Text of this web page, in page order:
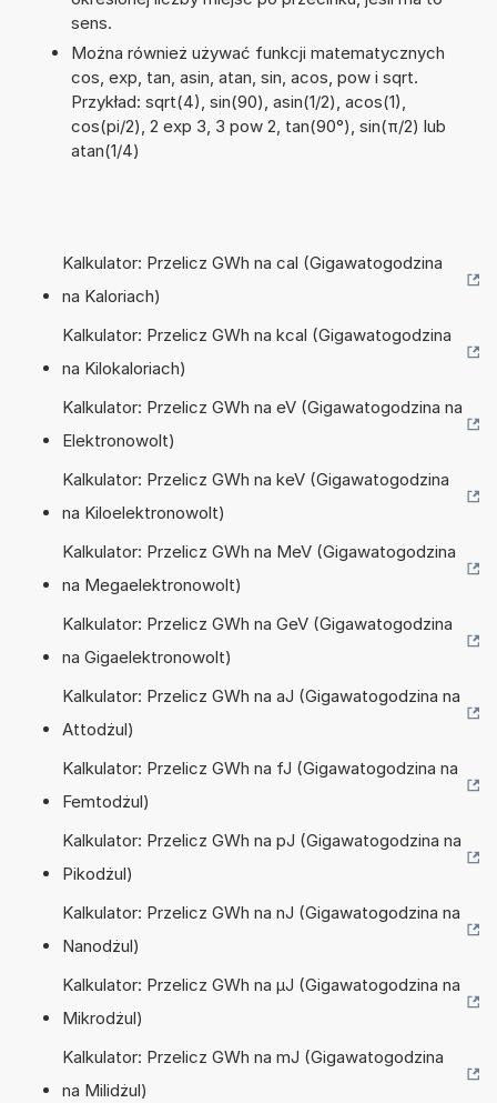
sens.
Można również używać funkcji matematycznych
cos, exp, tan, asin, atan, sin, acos, pow i sqrt.
Przykład: sqrt(4), sin(90), asin(1/2), acos(1),
cos(pi/2), 2 exp 3, 3 pow 2, tan(90°), sin(π/2) lub
atan(1/4)
Kalkulator: Przelicz GWh na cal (Gigawatogodzina
na Kaloriach)
Kalkulator: Przelicz GWh na kcal (Gigawatogodzina
na Kilokaloriach)
Kalkulator: Przelicz GWh na eV (Gigawatogodzina na
Elektronowolt)
Kalkulator: Przelicz GWh na keV (Gigawatogodzina
na Kiloelektronowolt)
Kalkulator: Przelicz GWh na MeV (Gigawatogodzina
na Megaelektronowolt)
Kalkulator: Przelicz GWh na GeV (Gigawatogodzina
na Gigaelektronowolt)
Kalkulator: Przelicz GWh na aJ (Gigawatogodzina na
Attodżul)
Kalkulator: Przelicz GWh na fJ (Gigawatogodzina na
Femtodżul)
Kalkulator: Przelicz GWh na pJ (Gigawatogodzina na
Pikodżul)
Kalkulator: Przelicz GWh na nJ (Gigawatogodzina na
Nanodżul)
Kalkulator: Przelicz GWh na µJ (Gigawatogodzina na
Mikrodżul)
Kalkulator: Przelicz GWh na mJ (Gigawatogodzina
na Milidżul)